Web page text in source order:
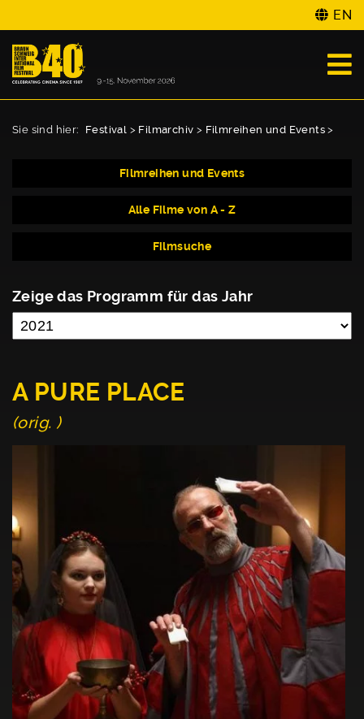
EN
Sie sind hier: Festival > Filmarchiv > Filmreihen und Events >
Filmreihen und Events
Alle Filme von A - Z
Filmsuche
Zeige das Programm für das Jahr
A PURE PLACE
(orig. )